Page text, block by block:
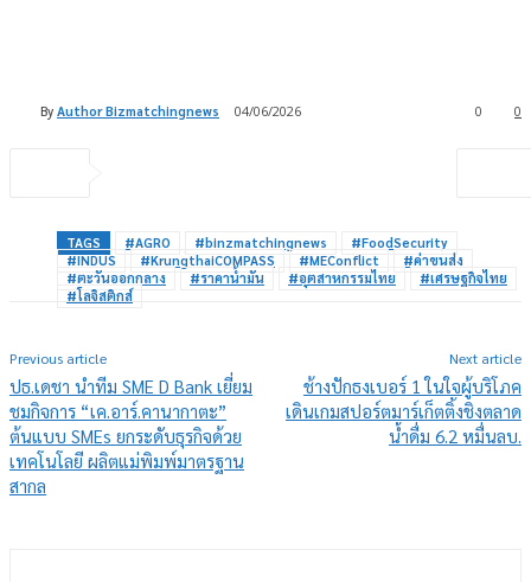
By Author Bizmatchingnews 04/06/2026 0
0
TAGS #AGRO #binzmatchingnews
#FoodSecurity
#INDUS
#KrungthaiCOMPASS #MEConflict
#ค่าขนส่ง
#ตะวันออกกลาง
#ราคาน้ำมัน #อุตสาหกรรมไทย
#เศรษฐกิจไทย
#โลจิสติกส์
Previous article
ปธ.เดชา นำทีม SME D Bank เยี่ยม
ชมกิจการ “เค.อาร์.คานากาตะ”
ต้นแบบ SMEs ยกระดับธุรกิจด้วย
เทคโนโลยี ผลิตแม่พิมพ์มาตรฐาน
สากล
Next article
ช้างปักธงเบอร์ 1 ในใจผู้บริโภค
เดินเกมสปอร์ตมาร์เก็ตติ้งชิงตลาด
น้ำดื่ม 6.2 หมื่นลบ.